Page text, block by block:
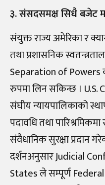
३. संसदसमक्ष सिधै बजेट
संयुक्त राज्य अमेरिका र
तथा प्रशासनिक
Separation of Powers
रुपमा लिन सकिन्छ ।
संघीय न्यायपालिकाको
पदावधि तथा
संवैधानिक सुरक्षा प्रदान
दर्शनअनुसार Judicial
States ले सम्पूर्ण